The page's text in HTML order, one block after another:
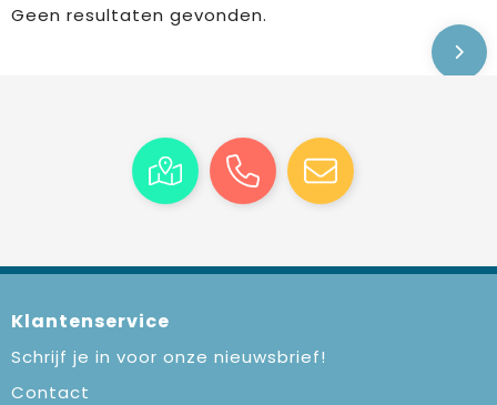
Geen resultaten gevonden.
Klantenservice
Schrijf je in voor onze nieuwsbrief!
Contact